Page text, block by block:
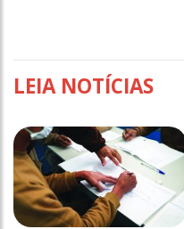
LEIA NOTÍCIAS